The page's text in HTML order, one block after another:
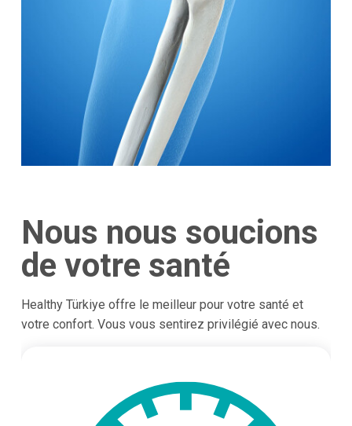
Nous nous soucions
de votre santé
Healthy Türkiye offre le meilleur pour votre santé et
votre confort. Vous vous sentirez privilégié avec nous.